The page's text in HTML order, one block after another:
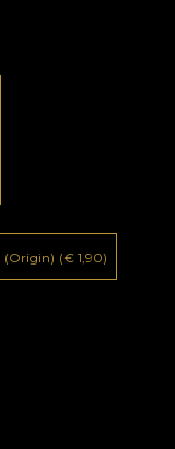
(Origin) (€ 1,90)